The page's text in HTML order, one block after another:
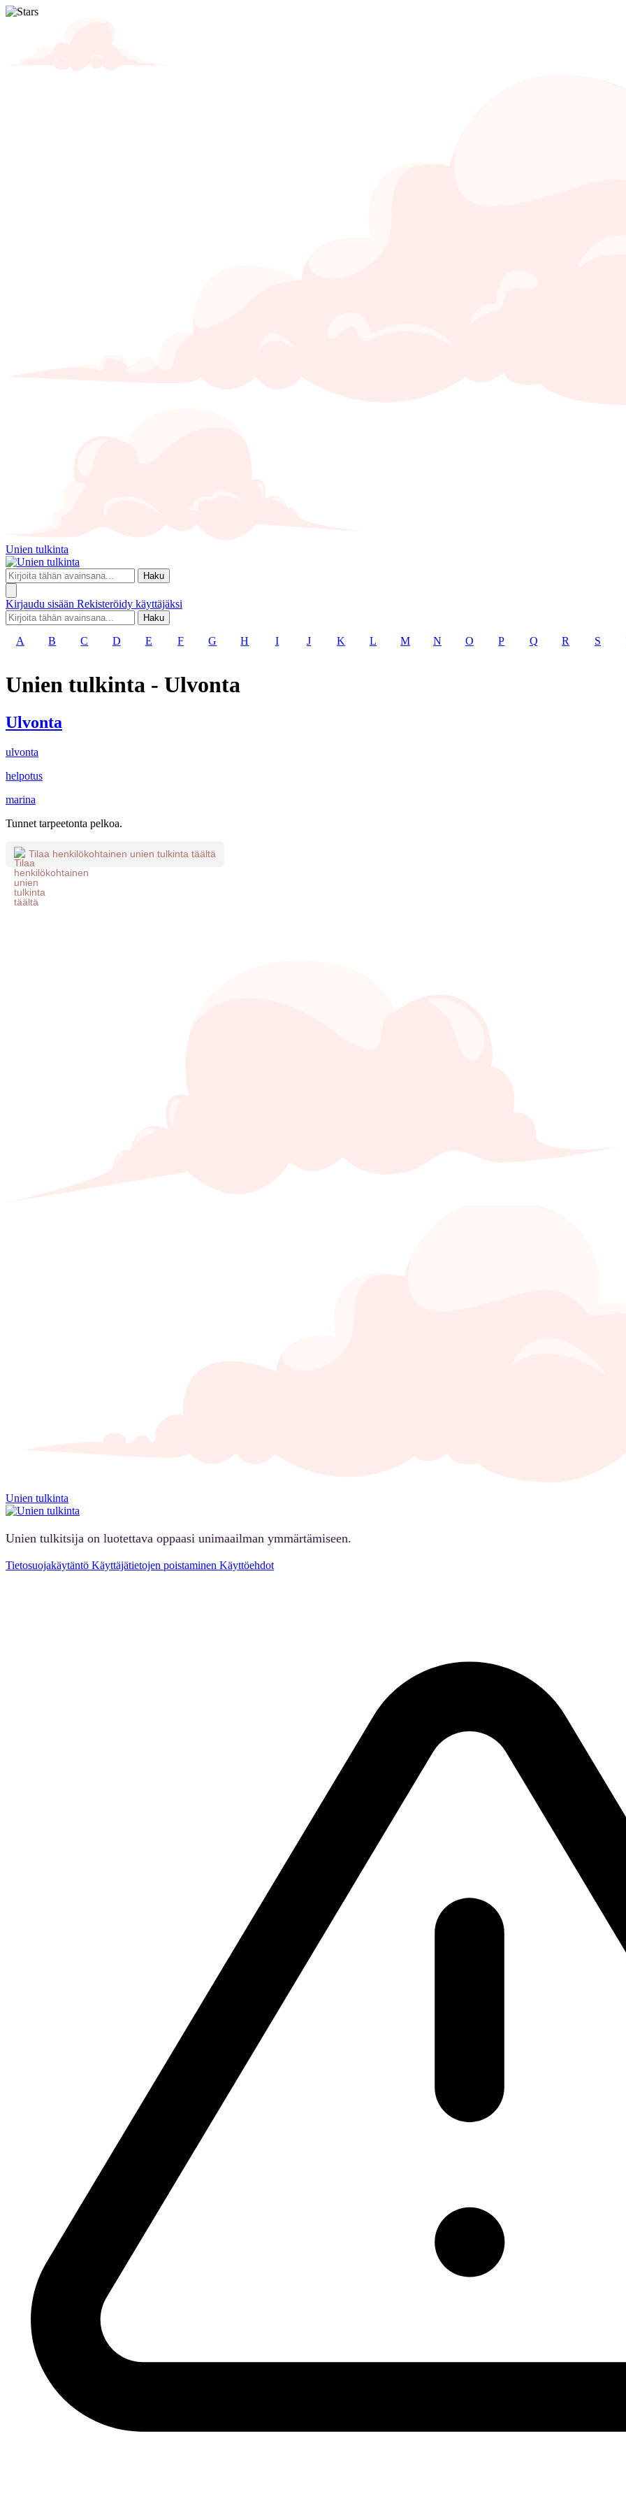
Unien tulkinta
Haku
Kirjaudu sisään Rekisteröidy käyttäjäksi
Haku
A B C D E F G H I J K L M N O P Q R S
Unien tulkinta - Ulvonta
Ulvonta
ulvonta
helpotus
marina
Tunnet tarpeetonta pelkoa.
Tilaa henkilökohtainen unien tulkinta täältä
Unien tulkinta
Unien tulkitsija on luotettava oppaasi unimaailman ymmärtämiseen.
Tietosuojakäytäntö Käyttäjätietojen poistaminen Käyttöehdot